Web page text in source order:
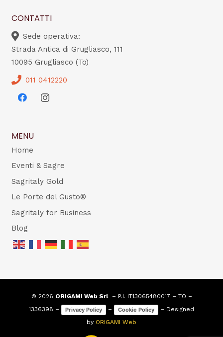
CONTATTI
Sede operativa:
Strada Antica di Grugliasco, 111
10095 Grugliasco (To)
011 0412220
MENU
Home
Eventi & Sagre
Sagritaly Gold
Le Porte del Gusto®
Sagritaly for Business
Blog
© 2026 ORIGAMI Web Srl– P.I. IT13065480017 – TO –
1336398 –
Privacy Policy – Cookie Policy
– Designed
by ORIGAMI Web